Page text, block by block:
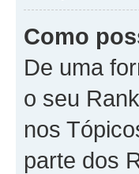
Como
De uma
o seu
nos
parte dos